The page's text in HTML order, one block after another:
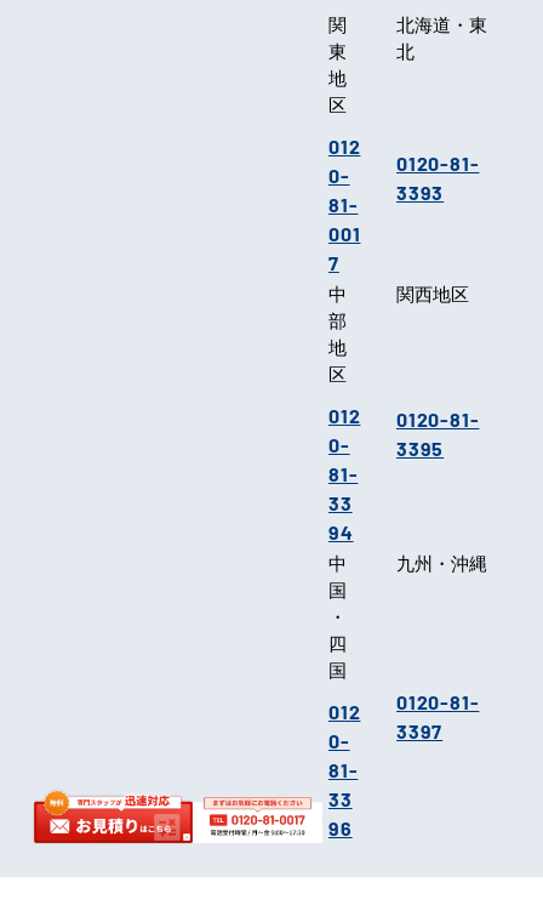
関
東
地
区
012
0-
81-
001
7
北海道・東
北
0120-81-
3393
中
部
地
区
012
0-
81-
33
94
関西地区
0120-81-
3395
中
国
・
四
国
012
0-
81-
33
96
九州・沖縄
0120-81-
3397